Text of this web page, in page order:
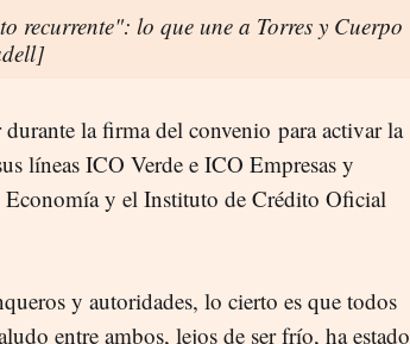
recurrente": lo que une a Torres y Cuerpo
la firma del convenio para activar la
líneas ICO Verde e ICO Empresas y
y el Instituto de Crédito Oficial
y autoridades, lo cierto es que todos
entre ambos, lejos de ser frío, ha estado